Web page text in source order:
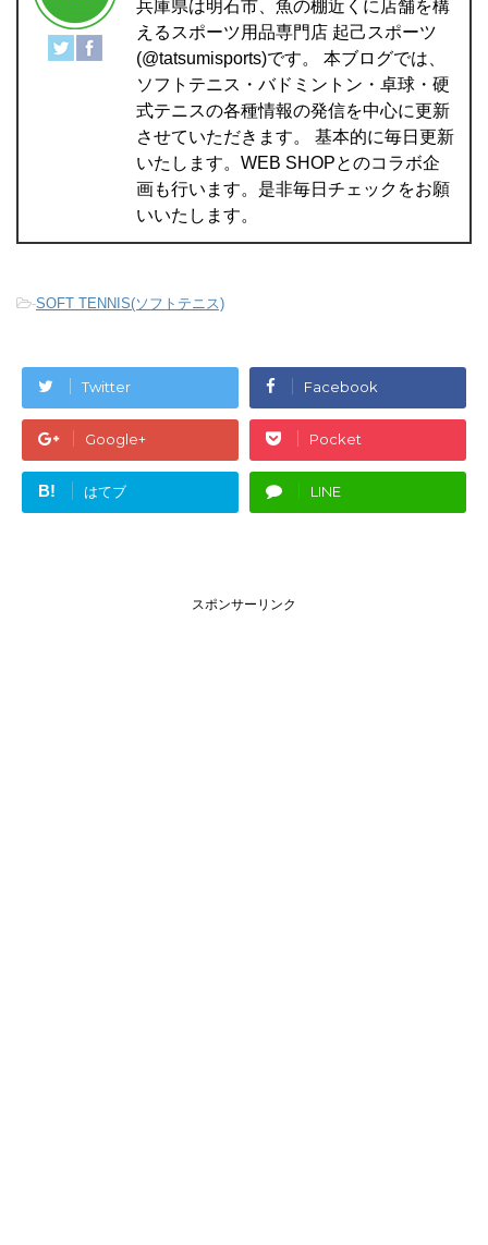
兵庫県は明石市、魚の棚近くに店舗を構
えるスポーツ用品専門店 起己スポーツ
(@tatsumisports)です。 本ブログでは、
ソフトテニス・バドミントン・卓球・硬
式テニスの各種情報の発信を中心に更新
させていただきます。 基本的に毎日更新
いたします。WEB SHOPとのコラボ企
画も行います。是非毎日チェックをお願
いいたします。
-SOFT TENNIS(ソフトテニス)
Twitter Facebook
Google+ Pocket
B! はてブ LINE
スポンサーリンク